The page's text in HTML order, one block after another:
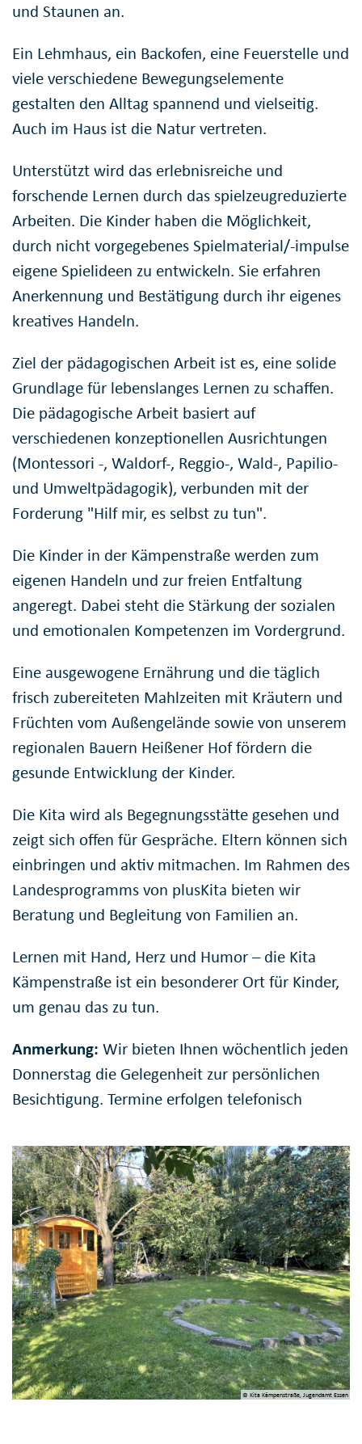
und Staunen an.
Ein Lehmhaus, ein Backofen, eine Feuerstelle und
viele verschiedene Bewegungselemente
gestalten den Alltag spannend und vielseitig.
Auch im Haus ist die Natur vertreten.
Unterstützt wird das erlebnisreiche und
forschende Lernen durch das spielzeugreduzierte
Arbeiten. Die Kinder haben die Möglichkeit,
durch nicht vorgegebenes Spielmaterial/-impulse
eigene Spielideen zu entwickeln. Sie erfahren
Anerkennung und Bestätigung durch ihr eigenes
kreatives Handeln.
Ziel der pädagogischen Arbeit ist es, eine solide
Grundlage für lebenslanges Lernen zu schaffen.
Die pädagogische Arbeit basiert auf
verschiedenen konzeptionellen Ausrichtungen
(Montessori -, Waldorf-, Reggio-, Wald-, Papilio-
und Umweltpädagogik), verbunden mit der
Forderung "Hilf mir, es selbst zu tun".
Die Kinder in der Kämpenstraße werden zum
eigenen Handeln und zur freien Entfaltung
angeregt. Dabei steht die Stärkung der sozialen
und emotionalen Kompetenzen im Vordergrund.
Eine ausgewogene Ernährung und die täglich
frisch zubereiteten Mahlzeiten mit Kräutern und
Früchten vom Außengelände sowie von unserem
regionalen Bauern Heißener Hof fördern die
gesunde Entwicklung der Kinder.
Die Kita wird als Begegnungsstätte gesehen und
zeigt sich offen für Gespräche. Eltern können sich
einbringen und aktiv mitmachen. Im Rahmen des
Landesprogramms von plusKita bieten wir
Beratung und Begleitung von Familien an.
Lernen mit Hand, Herz und Humor – die Kita
Kämpenstraße ist ein besonderer Ort für Kinder,
um genau das zu tun.
Anmerkung: Wir bieten Ihnen wöchentlich jeden
Donnerstag die Gelegenheit zur persönlichen
Besichtigung. Termine erfolgen telefonisch
© Kita Kämpenstraße, Jugendamt Essen